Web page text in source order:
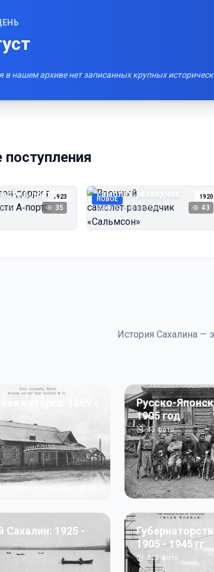
в нашем архиве нет записанных крупных
1923
в
А‑порта
35
НОВОЕ 1920
Военный
самолёт‑разведчик
«Сальмсон»
Автор неизвестен 43
История Сахалина —
каторга: 1869 -
Русско-
1905 год
43фото
Сахалин: 1925 -
1905 - 1945 гг
820фото